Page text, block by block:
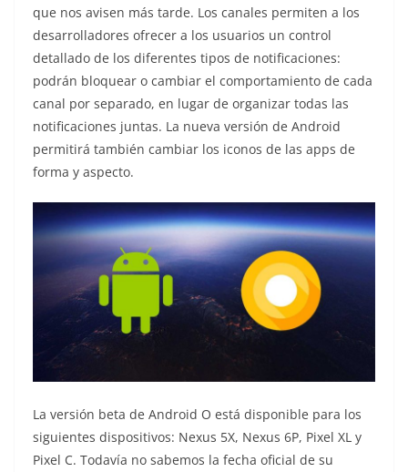
que nos avisen más tarde. Los canales permiten a los
desarrolladores ofrecer a los usuarios un control
detallado de los diferentes tipos de notificaciones:
podrán bloquear o cambiar el comportamiento de cada
canal por separado, en lugar de organizar todas las
notificaciones juntas. La nueva versión de Android
permitirá también cambiar los iconos de las apps de
forma y aspecto.
La versión beta de Android O está disponible para los
siguientes dispositivos: Nexus 5X, Nexus 6P, Pixel XL y
Pixel C. Todavía no sabemos la fecha oficial de su